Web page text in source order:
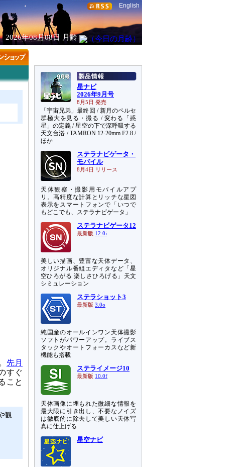
English
2026年08月08日 月齢
先月
すぐ
こと
観
星ナビ
2026年9月号
8月5日 発売
「宇宙兄弟」最終回 / 新月のペルセ
群極大を見る・撮る / 変わる「惑
星」の定義 / 星空の下で深呼吸する
天文台浴 / TAMRON 12-20mm F2.8 /
ほか
ステラナビゲータ・
モバイル
8月4日 リリース
天体観察・撮影用モバイルアプ
リ。高精度な計算とリッチな星図
表示をスマートフォンで「いつで
もどこでも、ステラナビゲータ」
ステラナビゲータ12
最新版 12.0i
美しい描画、豊富な天体データ、
オリジナル番組エディタなど「星
空ひろがる 楽しさひろげる」天文
シミュレーション
ステラショット3
最新版 3.0o
純国産のオールインワン天体撮影
ソフトがパワーアップ。ライブス
タックやオートフォーカスなど新
機能も搭載
ステライメージ10
最新版 10.0f
天体画像に埋もれた微細な情報を
最大限に引き出し、不要なノイズ
は徹底的に除去して美しい天体写
真に仕上げる
星空ナビ